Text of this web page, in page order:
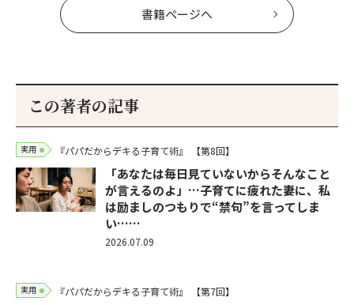
書籍ページへ
この著者の記事
実用 『パパだからデキる子育て術』 【第8回】
「あなたは毎日見ていないからそんなこと
が言えるのよ」…子育てに疲れた妻に、私
は励ましのつもりで“禁句”を言ってしま
い……
2026.07.09
実用 『パパだからデキる子育て術』 【第7回】